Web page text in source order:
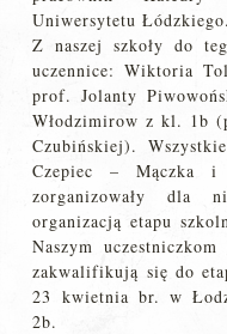
Uniwersytetu Łódzkiego.
Z naszej szkoły do
uczennice: Wiktoria
prof. Jolanty
Włodzimirow z kl. 1b
Czubińskiej).
Czepiec – Mączka
zorganizowały dla
organizacją etapu
Naszym
zakwalifikują się do
23 kwietnia br. w
2b.